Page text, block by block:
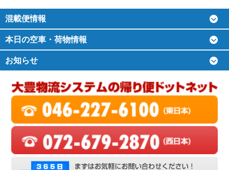
混載便情報
本日の空車・荷物情報
お知らせ